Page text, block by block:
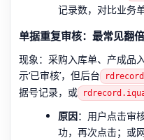
记录数，对比业务
单据重复审核：最常见翻
现象：采购入库单、产成品
示‘已审核’，但后台
据号记录，或
原因：用户点击审
功，再次点击；或